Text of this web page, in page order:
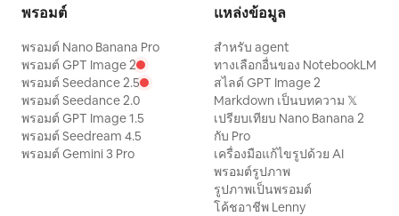
พรอมต์
พรอมต์ Nano Banana Pro
พรอมต์ GPT Image 2
พรอมต์ Seedance 2.5
พรอมต์ Seedance 2.0
พรอมต์ GPT Image 1.5
พรอมต์ Seedream 4.5
พรอมต์ Gemini 3 Pro
แหล่งข้อมูล
สำหรับ agent
ทางเลือกอื่นของ NotebookLM
สไลด์ GPT Image 2
Markdown เป็นบทความ 𝕏
เปรียบเทียบ Nano Banana 2
กับ Pro
เครื่องมือแก้ไขรูปด้วย AI
พรอมต์รูปภาพ
รูปภาพเป็นพรอมต์
โค้ชอาชีพ Lenny